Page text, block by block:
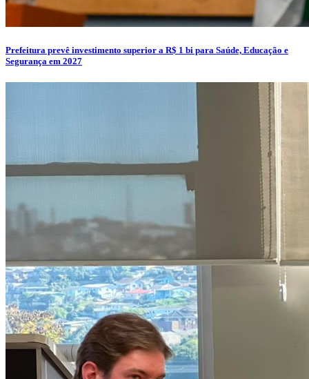
Prefeitura prevê investimento superior a R$ 1 bi para Saúde, Educação e
Segurança em 2027